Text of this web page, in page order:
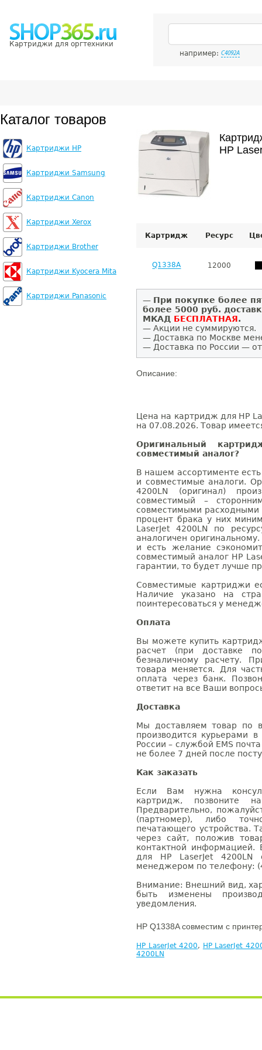
Картриджи для оргтехники
например: C4092A
Каталог товаров
Картриджи HP
Картриджи Samsung
Картриджи Canon
Картриджи Xerox
Картриджи Brother
Картриджи Kyocera Mita
Картриджи Panasonic
HP
Картридж Ресурс
Q1338A 12000
— При покупке более
более 5000 руб.
МКАД БЕСПЛАТНАЯ.
— Акции не суммируются.
— Доставка по Москве
— Доставка по России —
Описание:
Цена на картридж для HP
на 07.08.2026. Товар
Оригинальный
совместимый аналог?
В нашем ассортименте
и совместимые аналоги.
4200LN (оригинал)
совместимый –
совместимыми расходными
процент брака у них
LaserJet 4200LN по
аналогичен
и есть желание
совместимый аналог HP
гарантии, то будет лучше
Совместимые картриджи
Наличие указано на
поинтересоваться у
Оплата
Вы можете купить
расчет (при доставке
безналичному расчету.
товара меняется. Для
оплата через банк.
ответит на все Ваши
Доставка
Мы доставляем товар по
производится курьерами
России – службой EMS
не более 7 дней после
Как заказать
Если Вам нужна
картридж, позвоните
Предварительно,
(партномер), либо
печатающего устройства.
через сайт, положив
контактной информацией.
для HP LaserJet
менеджером по телефону:
Внимание: Внешний вид,
быть изменены
уведомления.
HP Q1338A совместим с
HP LaserJet 4200, HP LaserJet
4200LN